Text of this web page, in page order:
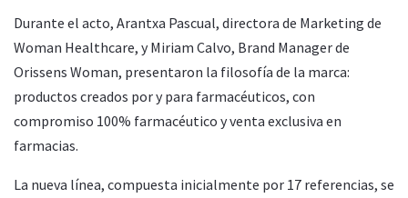
Durante el acto, Arantxa Pascual, directora de Marketing de
Woman Healthcare, y Miriam Calvo, Brand Manager de
Orissens Woman, presentaron la filosofía de la marca:
productos creados por y para farmacéuticos, con
compromiso 100% farmacéutico y venta exclusiva en
farmacias.
La nueva línea, compuesta inicialmente por 17 referencias, se